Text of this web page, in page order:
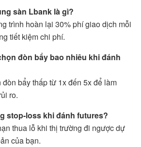
sàn Lbank là gì?
trình hoàn lại 30% phí giao dịch mỗi
tiết kiệm chi phí.
đòn bẩy bao nhiêu khi đánh
bẩy thấp từ 1x đến 5x để làm
ro.
stop-loss khi đánh futures?
thua lỗ khi thị trường đi ngược dự
của bạn.